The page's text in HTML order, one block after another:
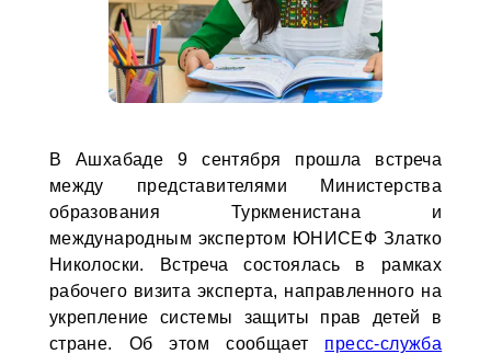
В Ашхабаде 9 сентября прошла встреча
между представителями Министерства
образования Туркменистана и
международным экспертом ЮНИСЕФ Златко
Николоски. Встреча состоялась в рамках
рабочего визита эксперта, направленного на
укрепление системы защиты прав детей в
стране. Об этом сообщает пресс-служба